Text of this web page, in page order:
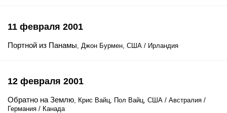
11 февраля 2001
Портной из Панамы, Джон Бурмен, США / Ирландия
12 февраля 2001
Обратно на Землю, Крис Вайц, Пол Вайц, США / Австралия /
Германия / Канада